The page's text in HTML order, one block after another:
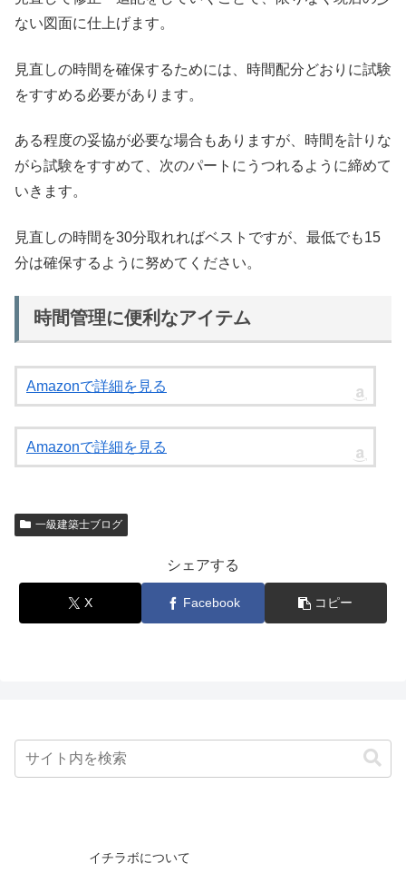
ない図面に仕上げます。
見直しの時間を確保するためには、時間配分どおりに試験
をすすめる必要があります。
ある程度の妥協が必要な場合もありますが、時間を計りな
がら試験をすすめて、次のパートにうつれるように締めて
いきます。
見直しの時間を30分取れればベストですが、最低でも15
分は確保するように努めてください。
時間管理に便利なアイテム
Amazonで詳細を見る
Amazonで詳細を見る
一級建築士ブログ
シェアする
X Facebook コピー
イチラボについて